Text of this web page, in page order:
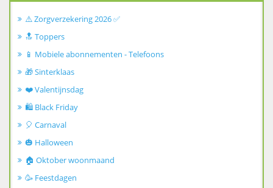
⚠️ Zorgverzekering 2026 ✅
🔝 Toppers
📱 Mobiele abonnementen - Telefoons
🎁 Sinterklaas
❤️ Valentijnsdag
🛍️ Black Friday
🎈 Carnaval
🎃 Halloween
🏠 Oktober woonmaand
🥳 Feestdagen